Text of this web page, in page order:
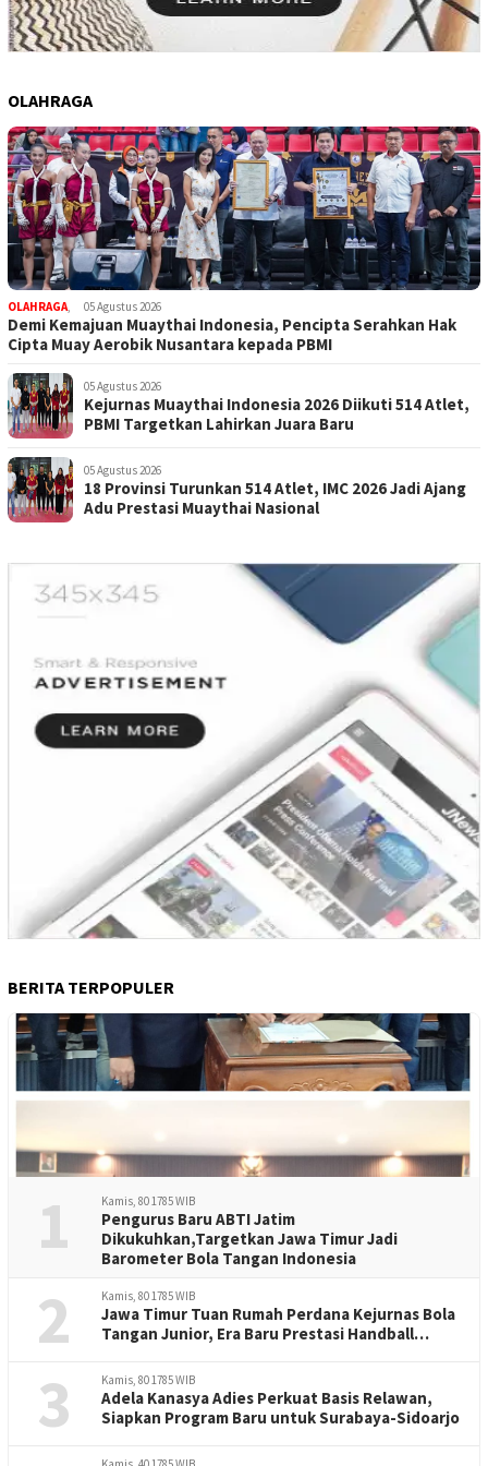
OLAHRAGA
OLAHRAGA, 05 Agustus 2026
Demi Kemajuan Muaythai Indonesia, Pencipta Serahkan Hak
Cipta Muay Aerobik Nusantara kepada PBMI
05 Agustus 2026
Kejurnas Muaythai Indonesia 2026 Diikuti 514 Atlet,
PBMI Targetkan Lahirkan Juara Baru
05 Agustus 2026
18 Provinsi Turunkan 514 Atlet, IMC 2026 Jadi Ajang
Adu Prestasi Muaythai Nasional
BERITA TERPOPULER
1 Kamis, 80 1785 WIB
Pengurus Baru ABTI Jatim
Dikukuhkan,Targetkan Jawa Timur Jadi
Barometer Bola Tangan Indonesia
2 Kamis, 80 1785 WIB
Jawa Timur Tuan Rumah Perdana Kejurnas Bola
Tangan Junior, Era Baru Prestasi Handball
3 Kamis, 80 1785 WIB
Adela Kanasya Adies Perkuat Basis Relawan,
Siapkan Program Baru untuk Surabaya-Sidoarjo